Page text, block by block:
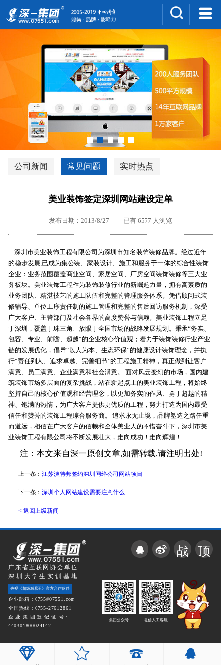
集团介绍
人才招聘
案例展示
新闻中心
深一风采
联系我们
深优通系统V3.0
深一集团优势
外地客户专栏
工单提交
公司新闻 常见问题 实时热点
美业装饰签定深圳网站建设定单
发布日期：2013/8/27 已有 6577 人浏览
深圳市美业装饰工程有限公司为深圳市知名装饰装修品牌。经过近年
的稳步发展,已成为集公装、家装设计、施工和服务于一体的综合性装饰
企业：业务范围覆盖商业空间、家居空间、厂房空间装饰装修等三大业
务板块。美业装饰工程作为装饰装修行业的新崛起力量，拥有高素质的
业务团队、精湛技艺的施工队伍和完整的管理服务体系。凭借顾问式装
修辅导、单位工序责任制的施工管理和完整的售后回访服务机制，深受
广大客户、主管部门及社会各界的高度赞誉与信赖。美业装饰工程立足
于深圳，覆盖于珠三角、放眼于全国市场的战略发展规划。秉承“务实、
包容、专业、前瞻、超越“的企业核心价值观；着力于装饰装修行业产业
链的发展优化，倡导“以人为本、生态环保”的健康设计装饰理念，并执
行“责任到人、追求卓越、完善细节”的工程施工精神，真正做到让客户
满意、员工满意、企业满意和社会满意。 面对风云变幻的市场，国内建
筑装饰市场多层面的复杂挑战，站在新起点上的美业装饰工程，将始终
坚持自己的核心价值观和经营理念，以更加务实的作风、勇于超越的精
神、饱满的热情，为广大客户提供更优质的工程，努力打造为国内最受
信任和赞誉的装饰工程综合服务商。 追求永无止境，品牌塑造之路任重
而道远，相信在广大客户的信赖和全体美业人的不惜奋斗下，深圳市美
业装饰工程有限公司将不断发展壮大，走向成功！走向辉煌！
注：本文来自深一原创文章,如需转载,请注明出处!
上一条： 江苏澳特邦签约深圳网络公司网站项目
下一条： 深圳个人网站建设需要注意什么
< 返回上级新闻
广东省互联网协会单位
深圳大学生实训基地
央视《超级减肥王》官方合作伙伴
企业邮箱：0755#07551.com
全国热线：0755-27612861
企 业 集 团 登 记 证 号：
440301800024142
战 顶
集团公众号 微信人工客服